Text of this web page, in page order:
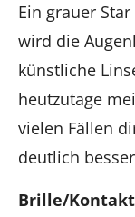
Ein grauer
wird die
künstliche
heutzutage
vielen Fällen
deutlich
Brille/